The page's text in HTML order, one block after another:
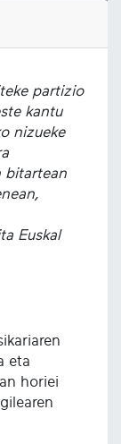
partizio
kantu
nizueke
bitartean
Euskal
eta
horiei